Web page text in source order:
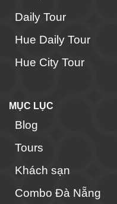
Daily Tour
Hue Daily Tour
Hue City Tour
MỤC LỤC
Blog
Tours
Khách sạn
Combo Đà Nẵng